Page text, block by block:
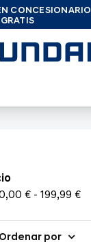
CONCESIONARIO
GRATIS
€ - 199,99 €
Ordenar por